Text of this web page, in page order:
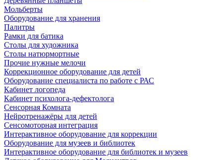
Мольберты
Оборудование для хранения
Палитры
Рамки для батика
Столы для художника
Столы натюрмортные
Прочие нужные мелочи
Коррекционное оборудование для детей
Оборудование специалиста по работе с РАС
Кабинет логопеда
Кабинет психолога-дефектолога
Сенсорная Комната
Нейротренажёры для детей
Сенсомоторная интеграция
Интерактивное оборудование для коррекции
Оборудование для музеев и библиотек
Интерактивное оборудование для библиотек и музеев